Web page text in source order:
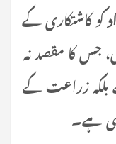
کو کاشتکاری کے
جس کا مقصد نہ
بلکہ زراعت کے
ہے۔